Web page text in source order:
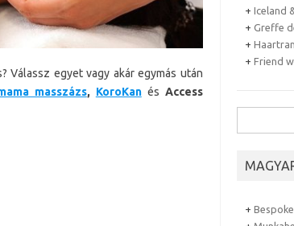
Válassz egyet vagy akár egymás után
masszázs, KoroKanés Access
+Iceland
+Greffe
+
+Friend
for:
+